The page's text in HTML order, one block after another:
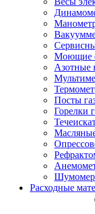
Моющие
Азотные
Посты
Горелки
Расходные